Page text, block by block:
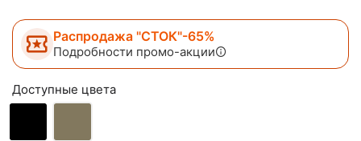
Распродажа "СТОК"-65%
Подробности промо-акции
Доступные цвета